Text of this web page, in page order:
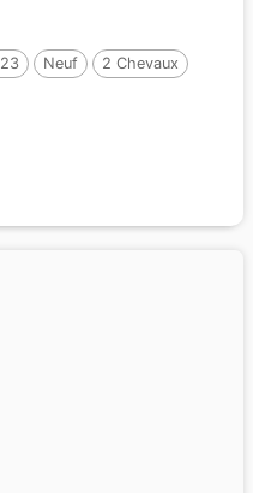
Neuf 2 Chevaux